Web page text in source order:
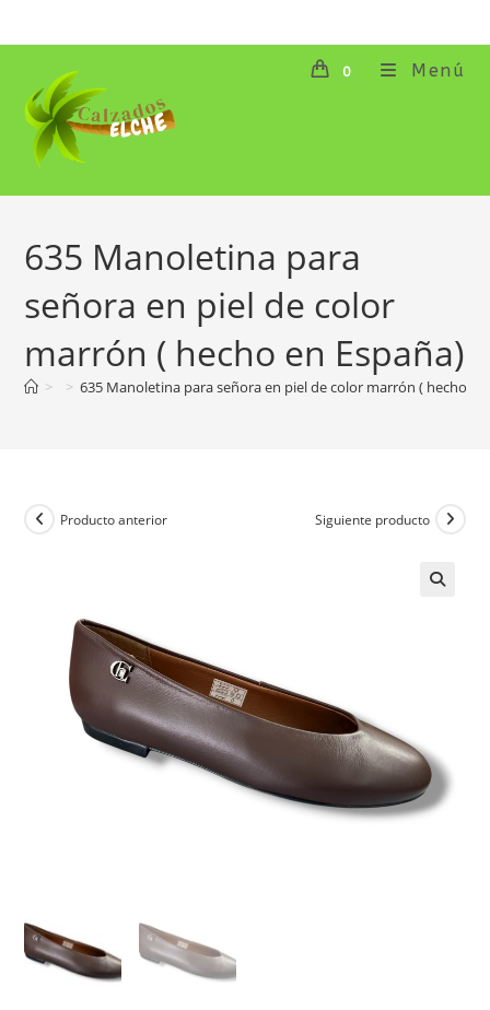
al
contenido
0 Menú
635 Manoletina para
señora en piel de color
marrón ( hecho en España)
> > 635 Manoletina para señora en piel de color marrón ( hecho en
Producto anterior Siguiente producto